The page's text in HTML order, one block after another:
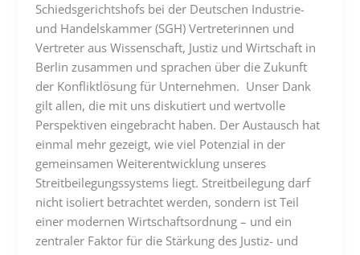
Schiedsgerichtshofs bei der Deutschen Industrie-
und Handelskammer (SGH) Vertreterinnen und
Vertreter aus Wissenschaft, Justiz und Wirtschaft in
Berlin zusammen und sprachen über die Zukunft
der Konfliktlösung für Unternehmen. Unser Dank
gilt allen, die mit uns diskutiert und wertvolle
Perspektiven eingebracht haben. Der Austausch hat
einmal mehr gezeigt, wie viel Potenzial in der
gemeinsamen Weiterentwicklung unseres
Streitbeilegungssystems liegt. Streitbeilegung darf
nicht isoliert betrachtet werden, sondern ist Teil
einer modernen Wirtschaftsordnung – und ein
zentraler Faktor für die Stärkung des Justiz- und